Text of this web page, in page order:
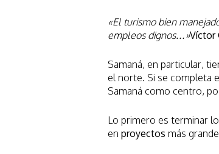
«El turismo bien
empleos dignos…»Víctor
Samaná, en particular,
el norte. Si se completa
Samaná como centro,
Lo primero es terminar
en proyectos más